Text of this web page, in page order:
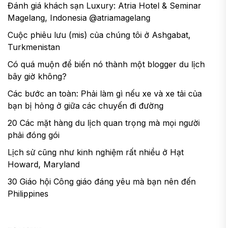
Đánh giá khách sạn Luxury: Atria Hotel & Seminar
Magelang, Indonesia @atriamagelang
Cuộc phiêu lưu (mis) của chúng tôi ở Ashgabat,
Turkmenistan
Có quá muộn để biến nó thành một blogger du lịch
bây giờ không?
Các bước an toàn: Phải làm gì nếu xe và xe tải của
bạn bị hỏng ở giữa các chuyến đi đường
20 Các mặt hàng du lịch quan trọng mà mọi người
phải đóng gói
Lịch sử cũng như kinh nghiệm rất nhiều ở Hạt
Howard, Maryland
30 Giáo hội Công giáo đáng yêu mà bạn nên đến
Philippines